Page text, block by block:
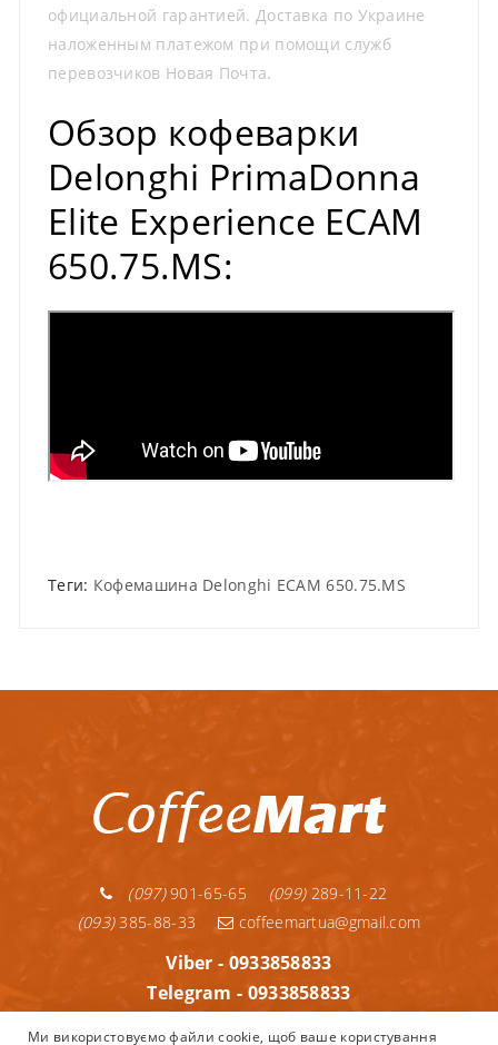
официальной гарантией. Доставка по Украине
наложенным платежом при помощи служб
перевозчиков Новая Почта.
Обзор кофеварки
Delonghi PrimaDonna
Elite Experience ECAM
650.75.MS:
Теги: Кофемашина Delonghi ECAM 650.75.MS
(097)901-65-65 (099)289-11-22
(093)385-88-33 coffeemartua@gmail.com
Viber - 0933858833
Telegram - 0933858833
Ми використовуємо файли cookie, щоб ваше користування